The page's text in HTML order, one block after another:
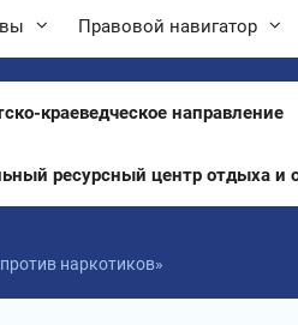
Правовой навигатор
краеведческое направление
ресурсный центр отдыха и
наркотиков»